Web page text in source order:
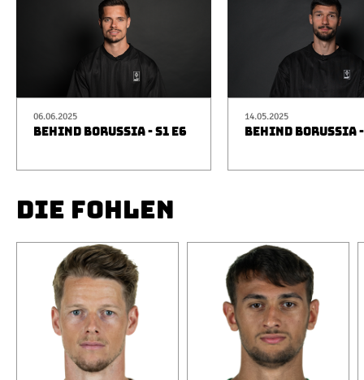
06.06.2025
BEHIND BORUSSIA - S1 E6
14.05.2025
BEHIND BORUSSIA
DIE FOHLEN